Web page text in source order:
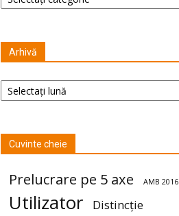
Arhivă
Arhivă
Cuvinte cheie
Prelucrare pe 5 axe AMB 2016
Utilizator Distincție